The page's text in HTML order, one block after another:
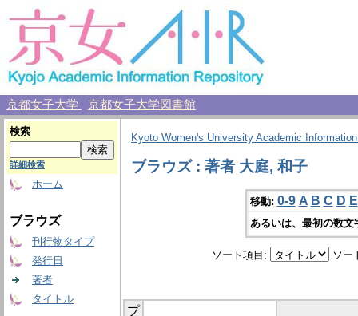
京都女子大学 京都女子大学図書館
検索
詳細検索
ホーム
ブラウズ
刊行物タイプ
発行日
著者
タイトル
Kyoto Women's University Academic
ブラウズ : 著者 大庭, 和子
移動: 0-9 A B C D E
あるいは、最初の数
ソート項目: ソー
プ